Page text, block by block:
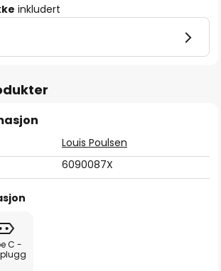
inkludert
Louis Poulsen
6090087X
C -